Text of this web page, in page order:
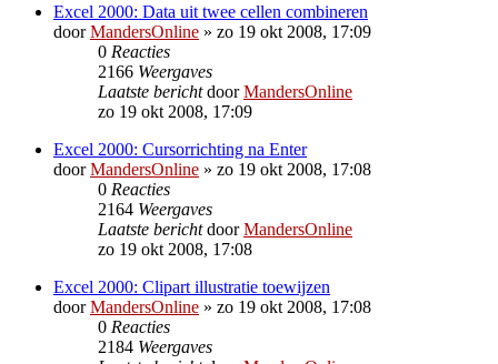
Excel 2000: Data uit twee cellen combineren
doorMandersOnline » zo 19 okt 2008, 17:09
0 Reacties
2166 Weergaves
Laatste berichtdoorMandersOnline
zo 19 okt 2008, 17:09
Excel 2000: Cursorrichting na Enter
doorMandersOnline » zo 19 okt 2008, 17:08
0 Reacties
2164 Weergaves
Laatste berichtdoorMandersOnline
zo 19 okt 2008, 17:08
Excel 2000: Clipart illustratie toewijzen
doorMandersOnline » zo 19 okt 2008, 17:08
0 Reacties
2184 Weergaves